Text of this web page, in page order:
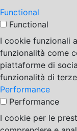
Functional
Functional
I cookie funzionali
funzionalità come
piattaforme di
funzionalità di
Performance
Performance
I cookie per le